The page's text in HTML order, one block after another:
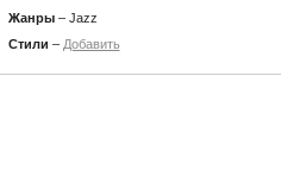
Жанры– Jazz
Стили – Добавить